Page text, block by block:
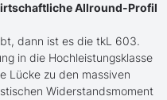
Allround-Profil
dann ist es die tkL 603.
in die Hochleistungsklasse
Lücke zu den massiven
Widerstandsmoment